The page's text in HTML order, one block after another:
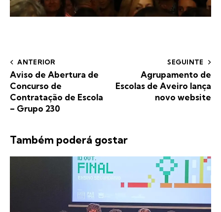
ANTERIOR
Aviso de Abertura de
Concurso de
Contratação de Escola
– Grupo 230
SEGUINTE
Agrupamento de
Escolas de Aveiro lança
novo website
Também poderá gostar